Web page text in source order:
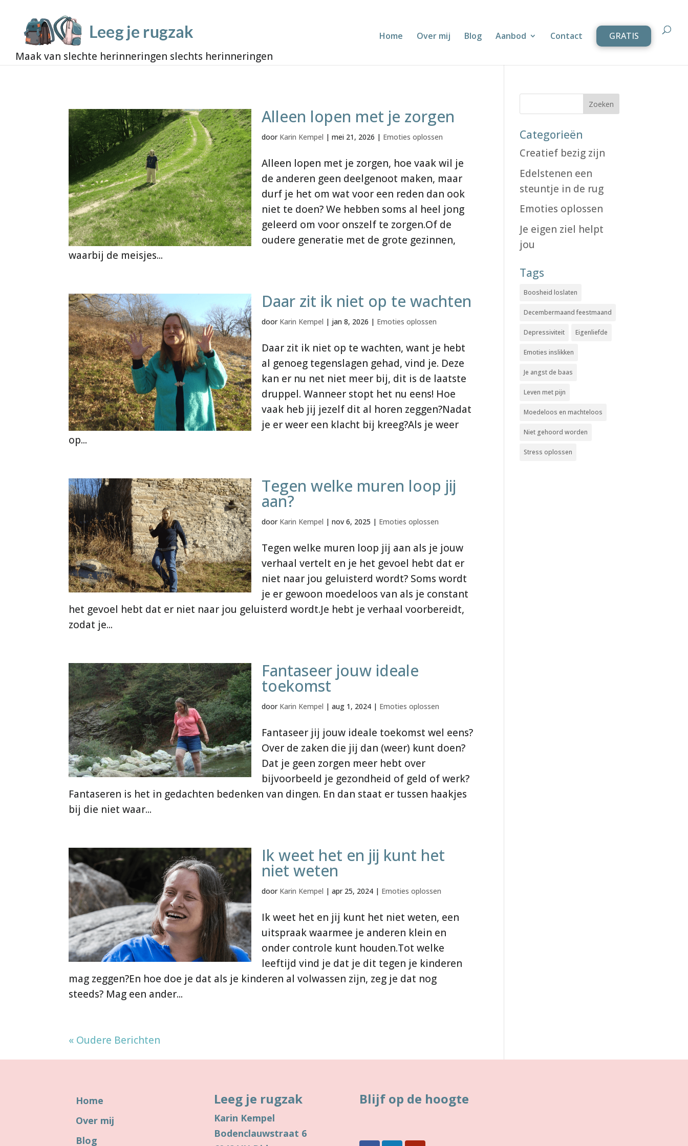
Home Over mij Blog Aanbod Contact GRATIS
Alleen lopen met je zorgen
door Karin Kempel | mei 21, 2026 | Emoties oplossen
Alleen lopen met je zorgen, hoe vaak wil je
de anderen geen deelgenoot maken, maar
durf je het om wat voor een reden dan ook
niet te doen? We hebben soms al heel jong
geleerd om voor onszelf te zorgen.Of de
oudere generatie met de grote gezinnen,
waarbij de meisjes...
Daar zit ik niet op te wachten
door Karin Kempel | jan 8, 2026 | Emoties oplossen
Daar zit ik niet op te wachten, want je hebt
al genoeg tegenslagen gehad, vind je. Deze
kan er nu net niet meer bij, dit is de laatste
druppel. Wanneer stopt het nu eens! Hoe
vaak heb jij jezelf dit al horen zeggen?Nadat
je er weer een klacht bij kreeg?Als je weer
op...
Tegen welke muren loop jij
aan?
door Karin Kempel | nov 6, 2025 | Emoties oplossen
Tegen welke muren loop jij aan als je jouw
verhaal vertelt en je het gevoel hebt dat er
niet naar jou geluisterd wordt? Soms wordt
je er gewoon moedeloos van als je constant
het gevoel hebt dat er niet naar jou geluisterd wordt.Je hebt je verhaal voorbereidt,
zodat je...
Fantaseer jouw ideale
toekomst
door Karin Kempel | aug 1, 2024| Emoties oplossen
Fantaseer jij jouw ideale toekomst wel eens?
Over de zaken die jij dan (weer) kunt doen?
Dat je geen zorgen meer hebt over
bijvoorbeeld je gezondheid of geld of werk?
Fantaseren is het in gedachten bedenken van dingen. En dan staat er tussen haakjes
bij die niet waar...
Ik weet het en jij kunt het
niet weten
door Karin Kempel | apr 25, 2024| Emoties oplossen
Ik weet het en jij kunt het niet weten, een
uitspraak waarmee je anderen klein en
onder controle kunt houden.Tot welke
leeftijd vind je dat je dit tegen je kinderen
mag zeggen?En hoe doe je dat als je kinderen al volwassen zijn, zeg je dat nog
steeds? Mag een ander...
« Oudere Berichten
Categorieën
Creatief bezig zijn
Edelstenen een
steuntje in de rug
Emoties oplossen
Je eigen ziel helpt
jou
Tags
Boosheid loslaten
Decembermaand feestmaand
Depressiviteit Eigenliefde
Emoties inslikken
Je angst de baas
Leven met pijn
Moedeloos en machteloos
Niet gehoord worden
Stress oplossen
Home
Over mij
Blog
Leeg je rugzak
Karin Kempel
Bodenclauwstraat 6
Blijf op de hoogte